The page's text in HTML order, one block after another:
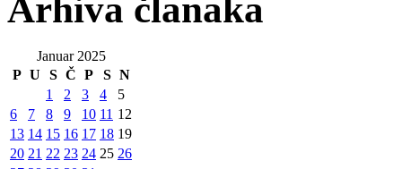
Arhiva članaka
Januar 2025
P U S Č P S N
1 2 3 4
5
6
7 8 9 10 11 12
13 14 15 16 17 18 19
20 21 22 23 24 25 26